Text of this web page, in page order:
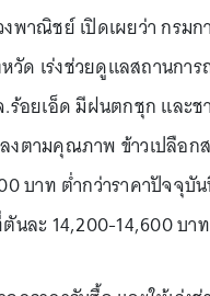
พาณิชย์ เปิดเผยว่า กรมก
ด เร่งช่วยดูแลสถานกา
อยเอ็ด มีฝนตกชุก และชา
งตามคุณภาพ ข้าวเปลือ
บาท ต่ำกว่าราคาปัจจุ
นละ 14,200-14,600 บาท